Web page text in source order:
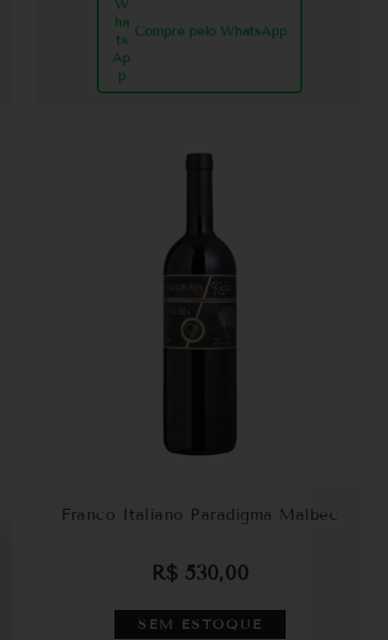
Compre pelo WhatsApp
Franco Italiano Paradigma Malbec
R$530,00
SEM ESTOQUE